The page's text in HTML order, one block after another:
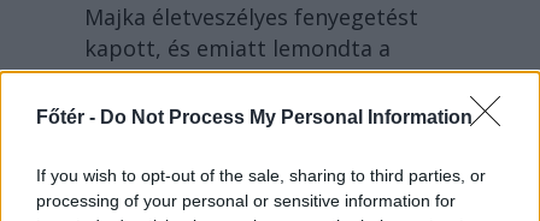
Főtér - Do Not Process My Personal Information
If you wish to opt-out of the sale, sharing to third parties, or
processing of your personal or sensitive information for
Majka életveszélyes fenyegetést
kapott, és emiatt lemondta a
sepsiszentgyörgyi SIC Fesztre
tervezett koncertjét. Majka ezt
be.